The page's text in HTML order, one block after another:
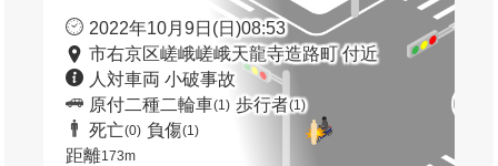
2022年10月9日(日)08:53
市右京区嵯峨嵯峨天龍寺造路町 付近
人対車両 小破事故
原付二種二輪車(1) 歩行者(1)
死亡(0) 負傷(1)
距離173m